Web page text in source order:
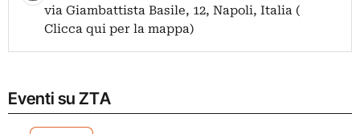
via Giambattista Basile, 12, Napoli, Italia (
Clicca qui per la mappa)
Eventi su ZTA